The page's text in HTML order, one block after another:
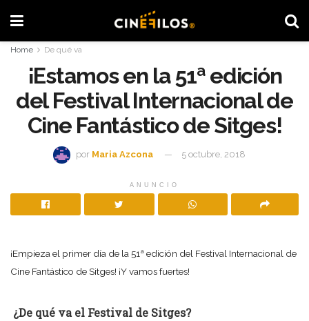
Home De qué va
¡Estamos en la 51ª edición
del Festival Internacional de
Cine Fantástico de Sitges!
por Maria Azcona 5 octubre, 2018
ANUNCIO
¡Empieza el primer día de la 51ª edición del Festival Internacional de
Cine Fantástico de Sitges! ¡Y vamos fuertes!
¿De qué va el Festival de Sitges?